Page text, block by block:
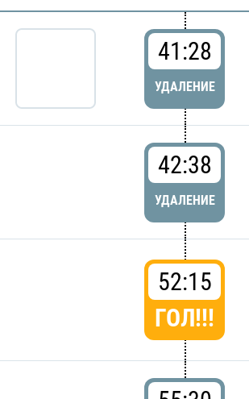
41:28
УДАЛЕНИЕ
42:38
УДАЛЕНИЕ
52:15
ГОЛ!!!